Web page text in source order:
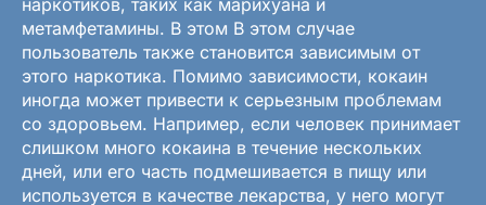
метамфетамины. В этом В этом случае
пользователь также становится зависимым от
этого наркотика. Помимо зависимости, кокаин
иногда может привести к серьезным проблемам
со здоровьем. Например, если человек принимает
слишком много кокаина в течение нескольких
дней, или его часть подмешивается в пищу или
используется в качестве лекарства, у него могут